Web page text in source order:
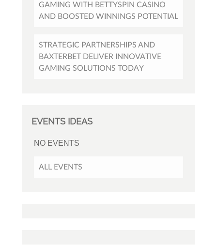
GAMING WITH BETTYSPIN CASINO
AND BOOSTED WINNINGS POTENTIAL
STRATEGIC PARTNERSHIPS AND
BAXTERBET DELIVER INNOVATIVE
GAMING SOLUTIONS TODAY
EVENTS IDEAS
NO EVENTS
ALL EVENTS